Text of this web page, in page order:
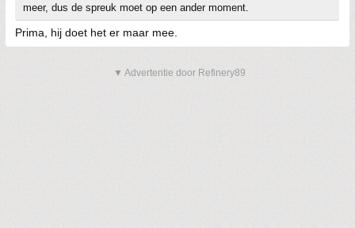
meer, dus de spreuk moet op een ander moment.
Prima, hij doet het er maar mee.
▼ Advertentie door Refinery89